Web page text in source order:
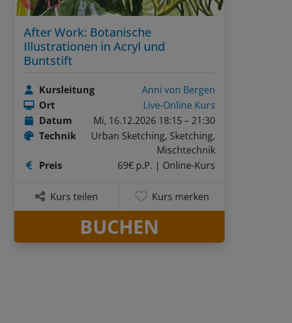
After Work: Botanische
Illustrationen in Acryl und
Buntstift
Kursleitung
Anni von Bergen
Ort
Live-Online Kurs
Datum
Mi, 16.12.2026 18:15 – 21:30
Technik
Urban Sketching, Sketching,
Mischtechnik
Preis
69€ p.P. | Online-Kurs
Kurs teilen Kurs merken
BUCHEN